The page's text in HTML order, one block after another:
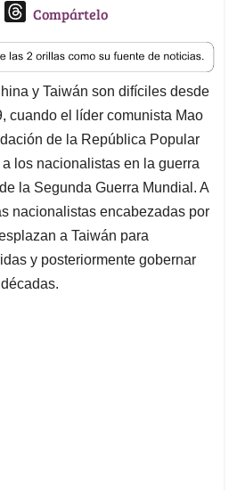
T
r
e
a
d
s
Compártelo
y Taiwán son difíciles desde
cuando el líder comunista Mao
de la República Popular
los nacionalistas en la guerra
la Segunda Guerra Mundial. A
nacionalistas encabezadas por
a Taiwán para
y posteriormente gobernar